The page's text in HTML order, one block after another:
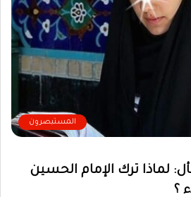
المستبصرون
لماذا ترك الإمام الحسين
؟